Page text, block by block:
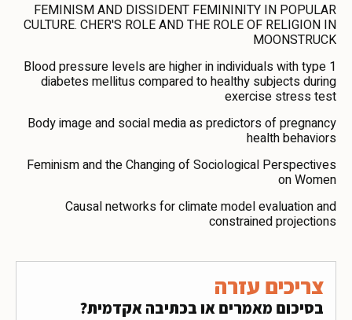
FEMINISM AND DISSIDENT FEMININITY IN POPULAR
CULTURE. CHER'S ROLE AND THE ROLE OF RELIGION IN
MOONSTRUCK
Blood pressure levels are higher in individuals with type 1
diabetes mellitus compared to healthy subjects during
exercise stress test
Body image and social media as predictors of pregnancy
health behaviors
Feminism and the Changing of Sociological Perspectives
on Women
Causal networks for climate model evaluation and
constrained projections
צריכים עזרה
בסיכום מאמרים או בכתיבה אקדמית?